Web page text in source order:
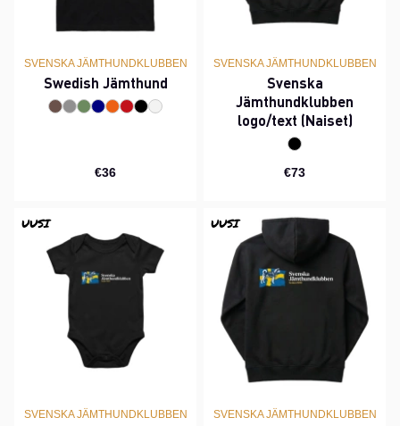
SVENSKA JÄMTHUNDKLUBBEN
Swedish Jämthund
€36
SVENSKA JÄMTHUNDKLUBBEN
Svenska
Jämthundklubben
logo/text (Naiset)
€73
UUSI
SVENSKA JÄMTHUNDKLUBBEN
UUSI
SVENSKA JÄMTHUNDKLUBBEN